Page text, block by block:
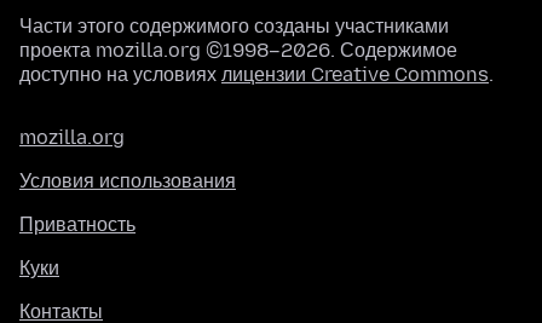
Части этого содержимого созданы участниками
проекта mozilla.org ©1998–2026. Содержимое
доступно на условиях лицензии Creative Commons.
mozilla.org
Условия использования
Приватность
Куки
Контакты